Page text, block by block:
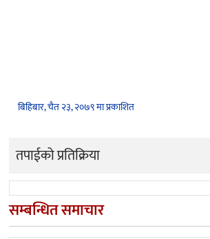
बिहिबार, चैत २३, २०७९ मा प्रकाशित
तपाईको प्रतिक्रिया
सम्बन्धित समाचार